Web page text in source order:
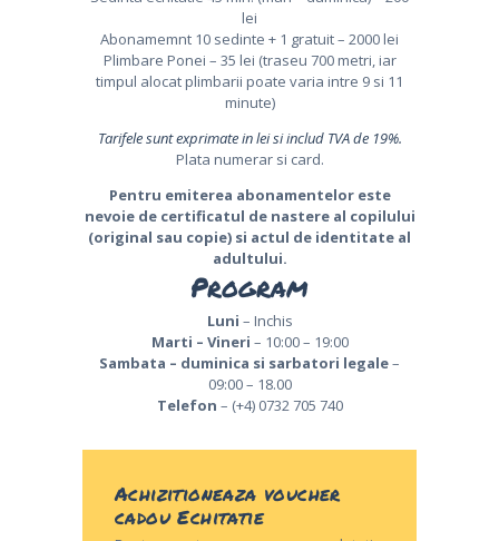
lei
Abonamemnt 10 sedinte + 1 gratuit – 2000 lei
Plimbare Ponei – 35 lei (traseu 700 metri, iar
timpul alocat plimbarii poate varia intre 9 si 11
minute)
Tarifele sunt exprimate in lei si includ TVA de 19%.
Plata numerar si card.
Pentru emiterea abonamentelor este
nevoie de certificatul de nastere al copilului
(original sau copie) si actul de identitate al
adultului.
Program
Luni – Inchis
Marti – Vineri – 10:00 – 19:00
Sambata – duminica si sarbatori legale–
09:00 – 18.00
Telefon – (+4) 0732 705 740
Achizitioneaza voucher
cadou Echitatie